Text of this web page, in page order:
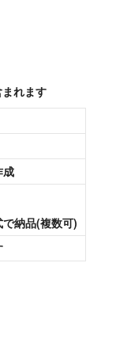
れます
成
納品(複数可)